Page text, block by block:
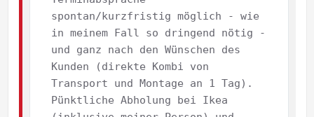
spontan/kurzfristig möglich - wie
in meinem Fall so dringend nötig -
und ganz nach den Wünschen des
Kunden (direkte Kombi von
Transport und Montage an 1 Tag).
Pünktliche Abholung bei Ikea